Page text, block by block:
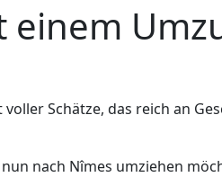
einem
voller Schätze, das reich an
nun nach Nîmes umziehen